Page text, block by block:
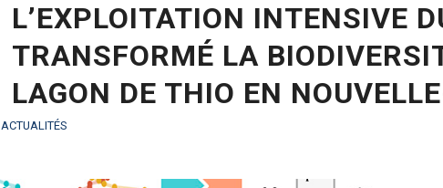
L’EXPLOITATION INTENSIVE
TRANSFORMÉ LA
LAGON DE THIO EN
ACTUALITÉS